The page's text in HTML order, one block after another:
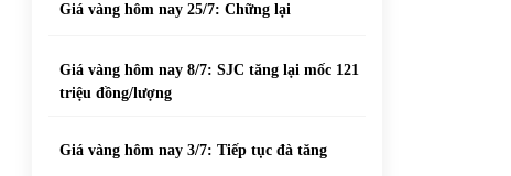
Giá vàng hôm nay 25/7: Chững lại
Giá vàng hôm nay 8/7: SJC tăng lại mốc 121
triệu đồng/lượng
Giá vàng hôm nay 3/7: Tiếp tục đà tăng